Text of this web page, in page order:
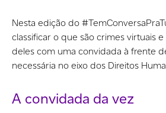
Nesta edição do
classificar o que são crimes virtuais
deles com uma convidada à frente
necessária no eixo dos Direitos
A convidada da vez